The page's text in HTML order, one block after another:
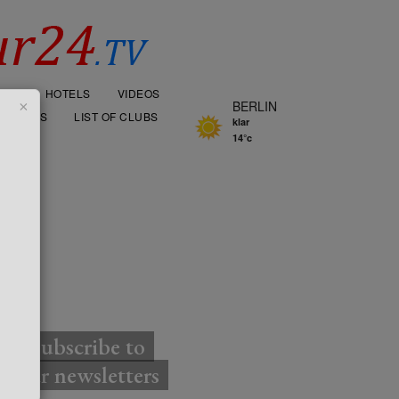
BERLIN
klar
14°c
HOTELS
VIDEOS
LIST OF CLUBS
Subscribe to
our newsletters
×